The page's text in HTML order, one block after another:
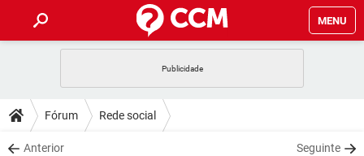
MENU
CELULAR
OUTLOOK
DICAS
JOGOS
DOWNLOADS
Fórum Rede social
Anterior Seguinte